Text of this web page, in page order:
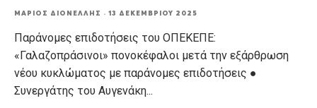
ΜΆΡΙΟΣ ΔΙΟΝΈΛΛΗΣ · 13 ΔΕΚΕΜΒΡΊΟΥ 2025
Παράνομες επιδοτήσεις του ΟΠΕΚΕΠΕ:
«Γαλαζοπράσινοι» πονοκέφαλοι μετά την εξάρθρωση
νέου κυκλώματος με παράνομες επιδοτήσεις ●
Συνεργάτης του Αυγενάκη...